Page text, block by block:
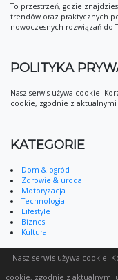
To przestrzeń, gdzie
trendów oraz praktycznych
nowoczesnych rozwiązań do
POLITYKA
Nasz serwis używa cookie.
cookie, zgodnie z
KATEGORIE
Dom & ogród
Zdrowie & uroda
Motoryzacja
Technologia
Lifestyle
Biznes
Kultura
Nasz serwis używa cookie.
cookie, zgodnie z aktualnymi